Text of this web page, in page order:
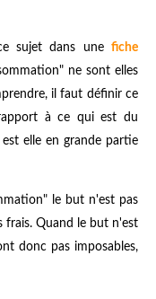
sujet dans une fiche
ne sont elles
il faut définir ce
à ce qui est du
elle en grande partie
le but n'est pas
frais. Quand le but n'est
donc pas imposables,